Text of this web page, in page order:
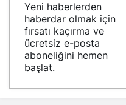
Yeni haberlerden
haberdar olmak için
fırsatı kaçırma ve
ücretsiz e-posta
aboneliğini hemen
başlat.